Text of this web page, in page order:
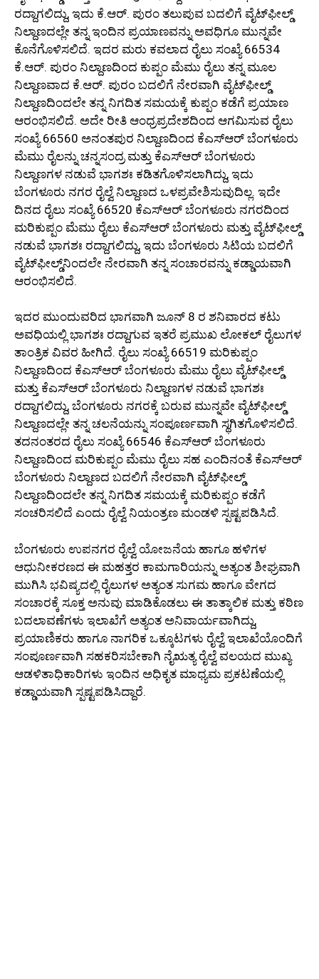
ರದ್ದಾಗಲಿದ್ದು, ಇದು ಕೆ.ಆರ್. ಪುರಂ ತಲುಪುವ ಬದಲಿಗೆ ವೈಟ್‌ಫೀಲ್ಡ್
ನಿಲ್ದಾಣದಲ್ಲೇ ತನ್ನ ಇಂದಿನ ಪ್ರಯಾಣವನ್ನು ಅವಧಿಗೂ ಮುನ್ನವೇ
ಕೊನೆಗೊಳಿಸಲಿದೆ. ಇದರ ಮರು ಕವಲಾದ ರೈಲು ಸಂಖ್ಯೆ 66534
ಕೆ.ಆರ್. ಪುರಂ ನಿಲ್ದಾಣದಿಂದ ಕುಪ್ಪಂ ಮೆಮು ರೈಲು ತನ್ನ ಮೂಲ
ನಿಲ್ದಾಣವಾದ ಕೆ.ಆರ್. ಪುರಂ ಬದಲಿಗೆ ನೇರವಾಗಿ ವೈಟ್‌ಫೀಲ್ಡ್
ನಿಲ್ದಾಣದಿಂದಲೇ ತನ್ನ ನಿಗದಿತ ಸಮಯಕ್ಕೆ ಕುಪ್ಪಂ ಕಡೆಗೆ ಪ್ರಯಾಣ
ಆರಂಭಿಸಲಿದೆ. ಅದೇ ರೀತಿ ಆಂಧ್ರಪ್ರದೇಶದಿಂದ ಆಗಮಿಸುವ ರೈಲು
ಸಂಖ್ಯೆ 66560 ಅನಂತಪುರ ನಿಲ್ದಾಣದಿಂದ ಕೆಎಸ್ಆರ್ ಬೆಂಗಳೂರು
ಮೆಮು ರೈಲನ್ನು ಚನ್ನಸಂದ್ರ ಮತ್ತು ಕೆಎಸ್ಆರ್ ಬೆಂಗಳೂರು
ನಿಲ್ದಾಣಗಳ ನಡುವೆ ಭಾಗಶಃ ಕಡಿತಗೊಳಿಸಲಾಗಿದ್ದು, ಇದು
ಬೆಂಗಳೂರು ನಗರ ರೈಲ್ವೆ ನಿಲ್ದಾಣದ ಒಳಪ್ರವೇಶಿಸುವುದಿಲ್ಲ. ಇದೇ
ದಿನದ ರೈಲು ಸಂಖ್ಯೆ 66520 ಕೆಎಸ್ಆರ್ ಬೆಂಗಳೂರು ನಗರದಿಂದ
ಮರಿಕುಪ್ಪಂ ಮೆಮು ರೈಲು ಕೆಎಸ್ಆರ್ ಬೆಂಗಳೂರು ಮತ್ತು ವೈಟ್‌ಫೀಲ್ಡ್
ನಡುವೆ ಭಾಗಶಃ ರದ್ದಾಗಲಿದ್ದು, ಇದು ಬೆಂಗಳೂರು ಸಿಟಿಯ ಬದಲಿಗೆ
ವೈಟ್‌ಫೀಲ್ಡ್‌ನಿಂದಲೇ ನೇರವಾಗಿ ತನ್ನ ಸಂಚಾರವನ್ನು ಕಡ್ಡಾಯವಾಗಿ
ಆರಂಭಿಸಲಿದೆ.
ಇದರ ಮುಂದುವರಿದ ಭಾಗವಾಗಿ ಜೂನ್ 8 ರ ಶನಿವಾರದ ಕಟು
ಅವಧಿಯಲ್ಲಿ ಭಾಗಶಃ ರದ್ದಾಗುವ ಇತರೆ ಪ್ರಮುಖ ಲೋಕಲ್ ರೈಲುಗಳ
ತಾಂತ್ರಿಕ ವಿವರ ಹೀಗಿದೆ. ರೈಲು ಸಂಖ್ಯೆ 66519 ಮರಿಕುಪ್ಪಂ
ನಿಲ್ದಾಣದಿಂದ ಕೆಎಸ್ಆರ್ ಬೆಂಗಳೂರು ಮೆಮು ರೈಲು ವೈಟ್‌ಫೀಲ್ಡ್
ಮತ್ತು ಕೆಎಸ್ಆರ್ ಬೆಂಗಳೂರು ನಿಲ್ದಾಣಗಳ ನಡುವೆ ಭಾಗಶಃ
ರದ್ದಾಗಲಿದ್ದು, ಬೆಂಗಳೂರು ನಗರಕ್ಕೆ ಬರುವ ಮುನ್ನವೇ ವೈಟ್‌ಫೀಲ್ಡ್
ನಿಲ್ದಾಣದಲ್ಲೇ ತನ್ನ ಚಲನೆಯನ್ನು ಸಂಪೂರ್ಣವಾಗಿ ಸ್ಥಗಿತಗೊಳಿಸಲಿದೆ.
ತದನಂತರದ ರೈಲು ಸಂಖ್ಯೆ 66546 ಕೆಎಸ್ಆರ್ ಬೆಂಗಳೂರು
ನಿಲ್ದಾಣದಿಂದ ಮರಿಕುಪ್ಪಂ ಮೆಮು ರೈಲು ಸಹ ಎಂದಿನಂತೆ ಕೆಎಸ್ಆರ್
ಬೆಂಗಳೂರು ನಿಲ್ದಾಣದ ಬದಲಿಗೆ ನೇರವಾಗಿ ವೈಟ್‌ಫೀಲ್ಡ್
ನಿಲ್ದಾಣದಿಂದಲೇ ತನ್ನ ನಿಗದಿತ ಸಮಯಕ್ಕೆ ಮರಿಕುಪ್ಪಂ ಕಡೆಗೆ
ಸಂಚರಿಸಲಿದೆ ಎಂದು ರೈಲ್ವೆ ನಿಯಂತ್ರಣ ಮಂಡಳಿ ಸ್ಪಷ್ಟಪಡಿಸಿದೆ.
ಬೆಂಗಳೂರು ಉಪನಗರ ರೈಲ್ವೆ ಯೋಜನೆಯ ಹಾಗೂ ಹಳಿಗಳ
ಆಧುನೀಕರಣದ ಈ ಮಹತ್ತರ ಕಾಮಗಾರಿಯನ್ನು ಅತ್ಯಂತ ಶೀಘ್ರವಾಗಿ
ಮುಗಿಸಿ ಭವಿಷ್ಯದಲ್ಲಿ ರೈಲುಗಳ ಅತ್ಯಂತ ಸುಗಮ ಹಾಗೂ ವೇಗದ
ಸಂಚಾರಕ್ಕೆ ಸೂಕ್ತ ಅನುವು ಮಾಡಿಕೊಡಲು ಈ ತಾತ್ಕಾಲಿಕ ಮತ್ತು ಕಠಿಣ
ಬದಲಾವಣೆಗಳು ಇಲಾಖೆಗೆ ಅತ್ಯಂತ ಅನಿವಾರ್ಯವಾಗಿದ್ದು,
ಪ್ರಯಾಣಿಕರು ಹಾಗೂ ನಾಗರಿಕ ಒಕ್ಕೂಟಗಳು ರೈಲ್ವೆ ಇಲಾಖೆಯೊಂದಿಗೆ
ಸಂಪೂರ್ಣವಾಗಿ ಸಹಕರಿಸಬೇಕಾಗಿ ನೈಋತ್ಯ ರೈಲ್ವೆ ವಲಯದ ಮುಖ್ಯ
ಆಡಳಿತಾಧಿಕಾರಿಗಳು ಇಂದಿನ ಅಧಿಕೃತ ಮಾಧ್ಯಮ ಪ್ರಕಟಣೆಯಲ್ಲಿ
ಕಡ್ಡಾಯವಾಗಿ ಸ್ಪಷ್ಟಪಡಿಸಿದ್ದಾರೆ.